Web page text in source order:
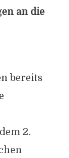
an die
bereits
2.